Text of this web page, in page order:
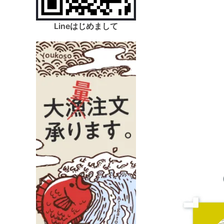
Lineはじめまして